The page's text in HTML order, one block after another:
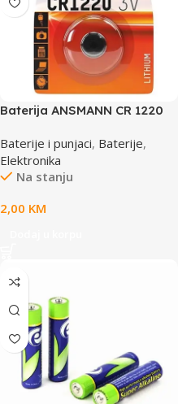
Baterija ANSMANN CR 1220
Baterije i punjaci, Baterije,
Elektronika
Na stanju
2,00 KM